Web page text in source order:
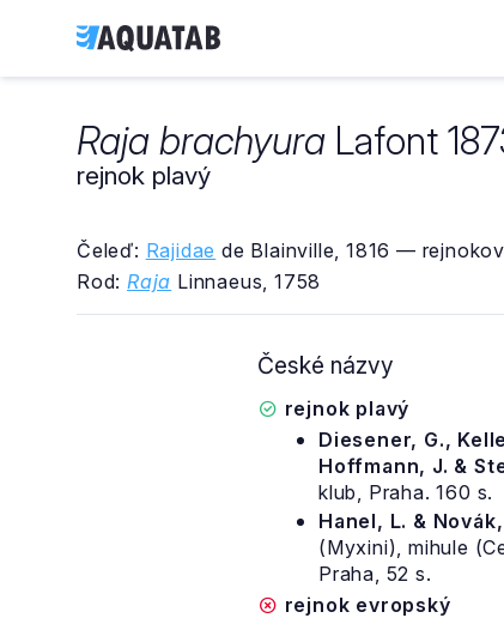
Raja brachyura Lafont
rejnok plavý
Čeleď: Rajidae de Blainville, 1816 —
Rod: Raja Linnaeus, 1758
České názvy
rejnok plavý
Diesener, G.,
Hoffmann, J. &
klub, Praha. 160 s.
Hanel, L. &
(Myxini), mihule
Praha, 52 s.
rejnok evropský